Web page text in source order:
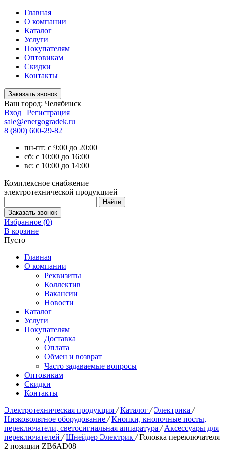
Главная
О компании
Каталог
Услуги
Покупателям
Оптовикам
Скидки
Контакты
Ваш город: Челябинск
Вход | Регистрация
sale@energogradek.ru
8 (800) 600-29-82
пн-пт: с 9:00 до 20:00
сб: с 10:00 до 16:00
вс: с 10:00 до 14:00
Комплексное снабжение
электротехнической продукцией
Избранное (0)
В корзине
Пусто
Главная
О компании
Реквизиты
Коллектив
Вакансии
Новости
Каталог
Услуги
Покупателям
Доставка
Оплата
Обмен и возврат
Часто задаваемые вопросы
Оптовикам
Скидки
Контакты
Электротехническая продукция / Каталог / Электрика /
Низковольтное оборудование / Кнопки, кнопочные посты,
переключатели, светосигнальная аппаратура / Аксессуары для
переключателей / Шнейдер Электрик / Головка переключателя
2 позиции ZB6AD08